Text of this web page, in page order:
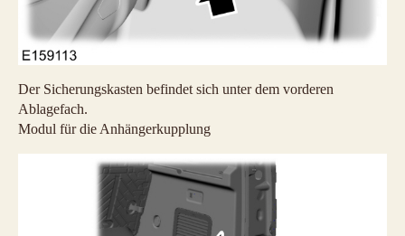
Der Sicherungskasten befindet sich unter dem vorderen
Ablagefach.
Modul für die Anhängerkupplung